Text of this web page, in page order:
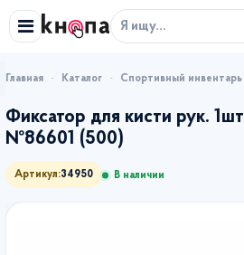
Каталог Спортивный инвентарь
Фиксатор для кисти рук. 1шт в вис. бум. кор.
№86601 (500)
Артикул:34950 В наличии